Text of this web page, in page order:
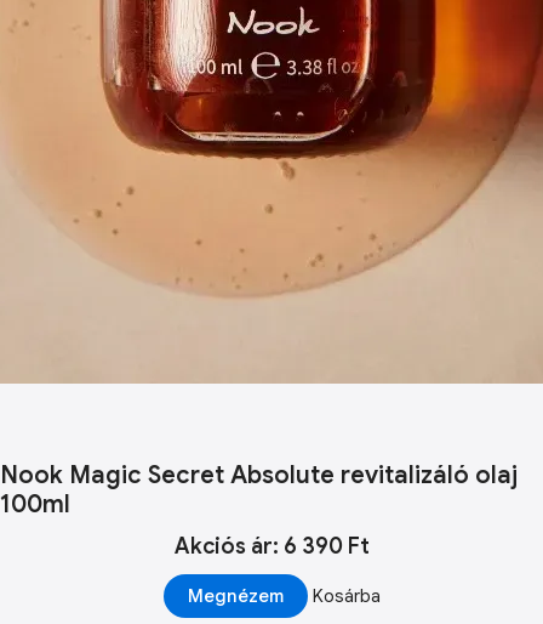
Nook Magic Secret Absolute revitalizáló olaj
100ml
Akciós ár: 6 390 Ft
Megnézem Kosárba